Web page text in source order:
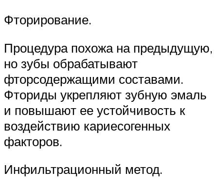
Фторирование.
Процедура похожа на предыдущую,
но зубы обрабатывают
фторсодержащими составами.
Фториды укрепляют зубную эмаль
и повышают ее устойчивость к
воздействию кариесогенных
факторов.
Инфильтрационный метод.